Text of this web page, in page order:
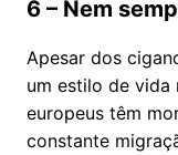
6 – Nem
Apesar dos
um estilo de vida
europeus têm
constante